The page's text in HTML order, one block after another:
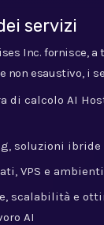
servizi
Inc. fornisce, a
non esaustivo, i
di calcolo AI
soluzioni
VPS e
scalabilità e
AI